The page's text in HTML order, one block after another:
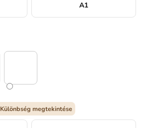
A1
Különbség megtekintése